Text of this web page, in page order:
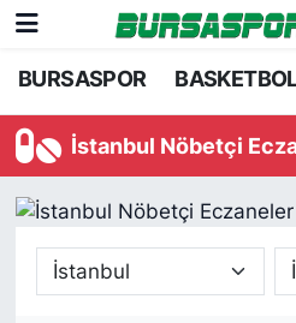
BURSASPOR
İstanbul Nöbetçi
Bursaspor
Futbol
Basketbol
Bursa Amatör
Bursa Nöbetçi
Bursa Hava Durumu
Bursa Namaz Vakitleri
Bursa Trafik Yoğunluk